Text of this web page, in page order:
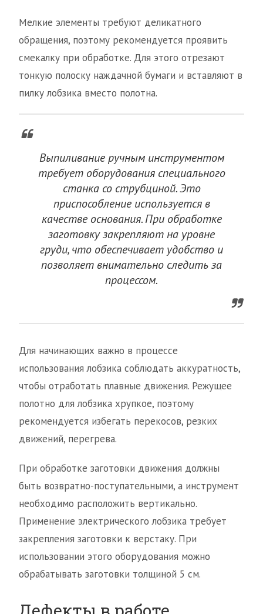
Мелкие элементы требуют деликатного
обращения, поэтому рекомендуется проявить
смекалку при обработке. Для этого отрезают
тонкую полоску наждачной бумаги и вставляют в
пилку лобзика вместо полотна.
Выпиливание ручным инструментом
требует оборудования специального
станка со струбциной. Это
приспособление используется в
качестве основания. При обработке
заготовку закрепляют на уровне
груди, что обеспечивает удобство и
позволяет внимательно следить за
процессом.
Для начинающих важно в процессе
использования лобзика соблюдать аккуратность,
чтобы отработать плавные движения. Режущее
полотно для лобзика хрупкое, поэтому
рекомендуется избегать перекосов, резких
движений, перегрева.
При обработке заготовки движения должны
быть возвратно-поступательными, а инструмент
необходимо расположить вертикально.
Применение электрического лобзика требует
закрепления заготовки к верстаку. При
использовании этого оборудования можно
обрабатывать заготовки толщиной 5 см.